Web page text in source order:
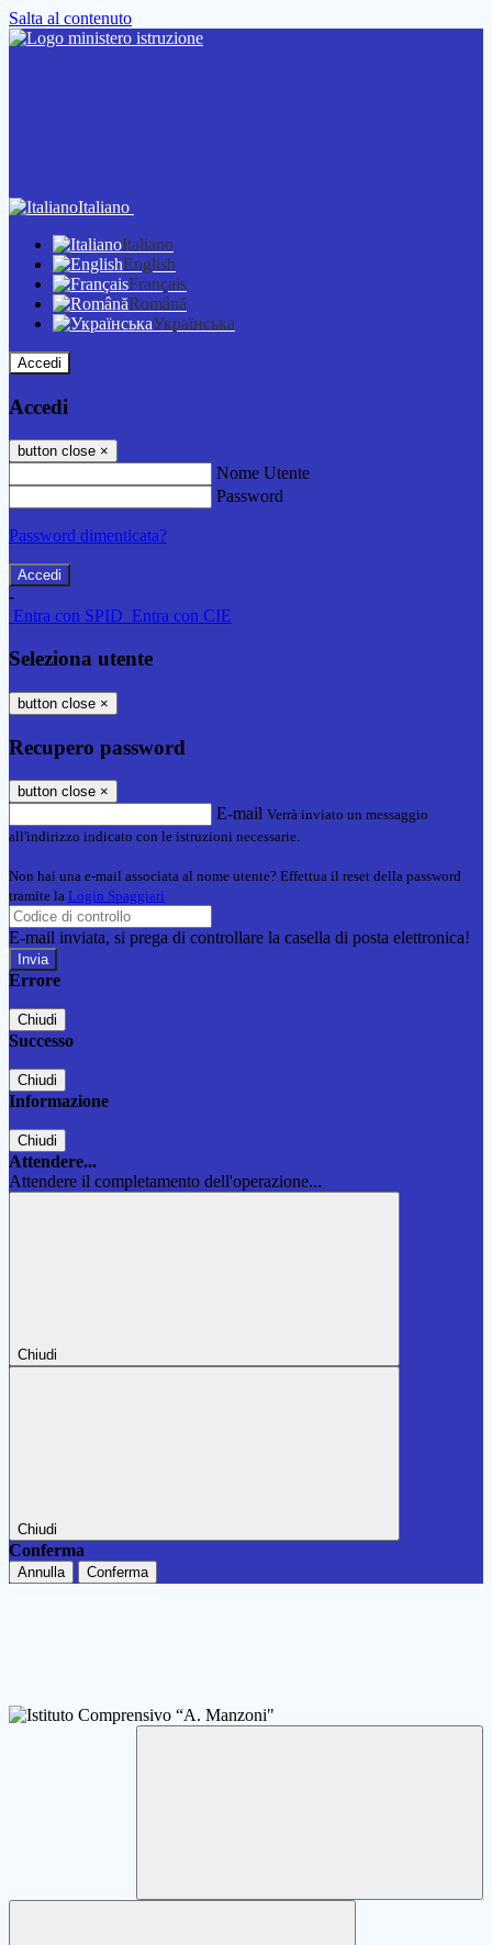
Salta al contenuto
Italiano
Italiano
English
Français
Română
Українська
Accedi
Accedi
button close ×
Nome Utente
Password
Password dimenticata?
-
Entra con SPID Entra con CIE
Seleziona utente
button close ×
Recupero password
button close ×
E-mail Verrà inviato un messaggio
all'indirizzo indicato con le istruzioni necessarie.
Non hai una e-mail associata al nome utente? Effettua il reset della password
tramite la Login Spaggiari
E-mail inviata, si prega di controllare la casella di posta elettronica!
Errore
Chiudi
Successo
Chiudi
Informazione
Chiudi
Attendere...
Attendere il completamento dell'operazione...
Chiudi
Chiudi
Conferma
Annulla Conferma